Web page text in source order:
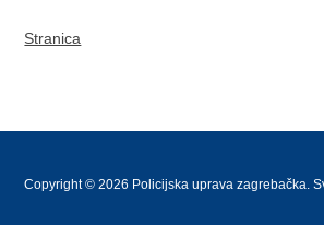
Stranica
Copyright © 2026 Policijska uprava zagrebačka.